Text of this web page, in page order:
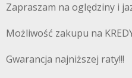
Zapraszam na oględziny i
Możliwość zakupu na
Gwarancja najniższej raty!!!